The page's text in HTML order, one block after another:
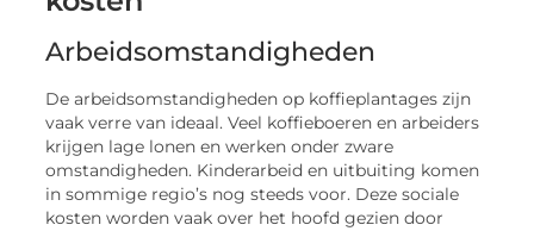
Arbeidsomstandigheden
De arbeidsomstandigheden op koffieplantages zijn
vaak verre van ideaal. Veel koffieboeren en arbeiders
krijgen lage lonen en werken onder zware
omstandigheden. Kinderarbeid en uitbuiting komen
in sommige regio’s nog steeds voor. Deze sociale
kosten worden vaak over het hoofd gezien door